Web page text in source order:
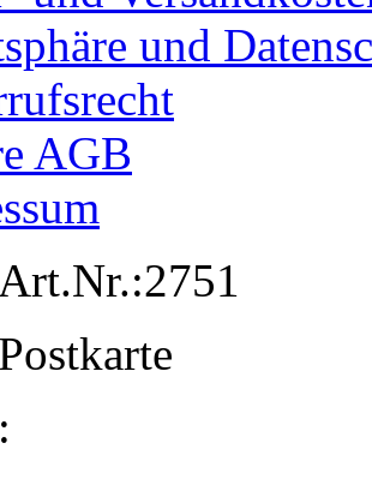
und
AGB
Art.Nr.:2751
Postkarte
: